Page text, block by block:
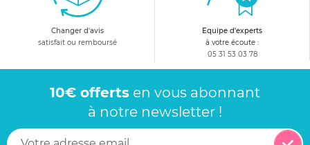
Changer d'avis
satisfait ou remboursé
Equipe d'experts
à votre écoute :
05 31 53 03 78
10€ offerts en vous abonnant
à notre newsletter !